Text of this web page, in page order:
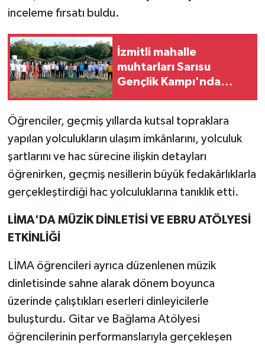
inceleme fırsatı buldu.
İzmitli mahalle
muhtarları Sarısu
Gençlik Kampı'nda
Öğrenciler, geçmiş yıllarda kutsal topraklara
yapılan yolculukların ulaşım imkânlarını, yolculuk
şartlarını ve hac sürecine ilişkin detayları
öğrenirken, geçmiş nesillerin büyük fedakârlıklarla
gerçekleştirdiği hac yolculuklarına tanıklık etti.
LİMA'DA MÜZİK DİNLETİSİ VE EBRU ATÖLYESİ
ETKİNLİĞİ
LİMA öğrencileri ayrıca düzenlenen müzik
dinletisinde sahne alarak dönem boyunca
üzerinde çalıştıkları eserleri dinleyicilerle
buluşturdu. Gitar ve Bağlama Atölyesi
öğrencilerinin performanslarıyla gerçekleşen